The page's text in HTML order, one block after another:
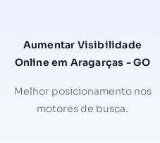
Aumentar Visibilidade
Online em Aragarças - GO
Melhor posicionamento nos
motores de busca.